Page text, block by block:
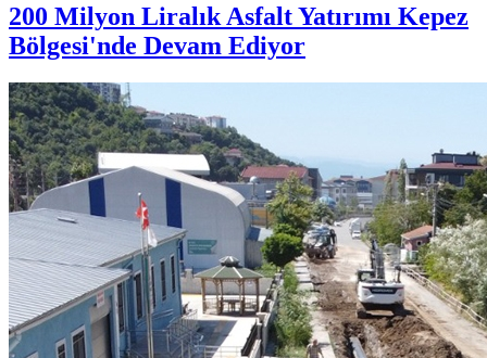
200 Milyon Liralık Asfalt Yatırımı Kepez
Bölgesi'nde Devam Ediyor